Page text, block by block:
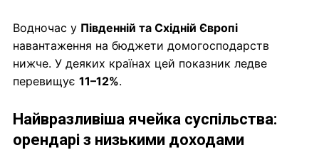
Водночас у Південній та Східній Європі
навантаження на бюджети домогосподарств
нижче. У деяких країнах цей показник ледве
перевищує 11–12%.
Найвразливіша ячейка суспільства:
орендарі з низькими доходами